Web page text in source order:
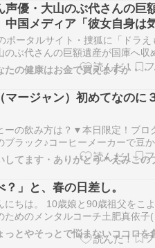
声優・大山のぶ代さんの巨
中国メディア「彼女自身は
もしれない」
ポータルサイト・捜狐に「ドラえ
のぶ代さんの巨額遺産が国庫へ収
たことを伝える記事が掲載された
。© Record China2026年4月16
イト・捜狐に「ドラえもん」の声
の巨額…
たの健康はお金で買えますか・・
マージャン）初めてなのに
ーの飲み方は？▼本日限定！ブロ
ブラック♪コーヒーメーカーで豆
とともに飲んでいますよ♪☕☀️昨
時から太極拳教室でした♪今日は
、その前に、太極拳仲間の女性の
』の体験をさ…
？」と、春の日差し。
にちは。 10歳娘と90歳祖父をこ
ためのメンタルコーチ土肥真依子
棟に採血に行くと、どこからか
す。「ドラえもん〜よいしょ〜！